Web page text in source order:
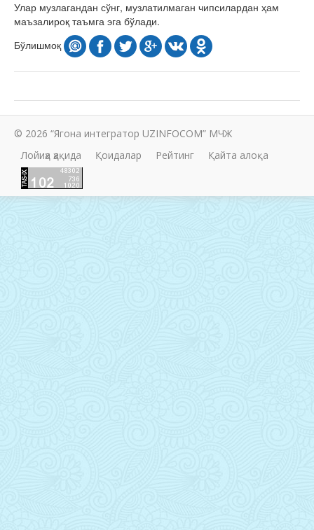
Улар музлагандан сўнг, музлатилмаган чипсилардан ҳам
маъзалироқ таъмга эга бўлади.
Бўлишмоқ
© 2026 “Ягона интегратор UZINFOCOM” МЧЖ
Лойиҳа ҳақида
Қоидалар Рейтинг Қайта алоқа